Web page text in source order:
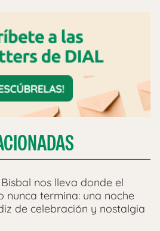
nos lleva donde el
nunca termina: una noche
de celebración y nostalgia